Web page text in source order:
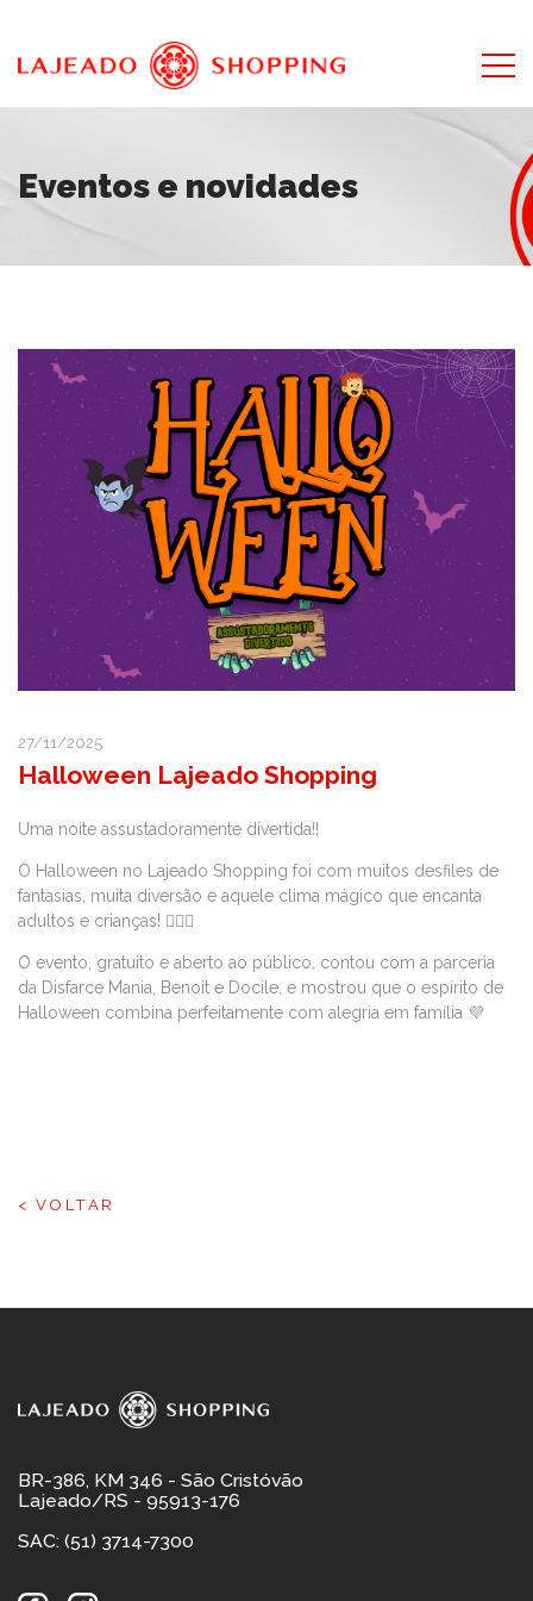
Eventos e novidades
27/11/2025
Halloween Lajeado Shopping
Uma noite assustadoramente divertida!!
O Halloween no Lajeado Shopping foi com muitos desfiles de
fantasias, muita diversão e aquele clima mágico que encanta
adultos e crianças! 🧙‍♀️✨
O evento, gratuito e aberto ao público, contou com a parceria
da Disfarce Mania, Benoit e Docile, e mostrou que o espírito de
Halloween combina perfeitamente com alegria em família 💜
< VOLTAR
BR-386, KM 346 - São Cristóvão
Lajeado/RS - 95913-176
SAC: (51) 3714-7300